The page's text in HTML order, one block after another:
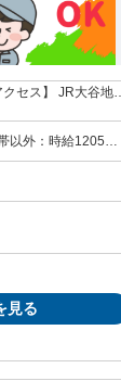
大通駅徒歩5分 ※履
外：時給1205円
見る